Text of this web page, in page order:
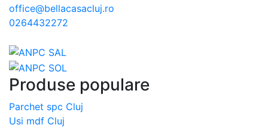
office@bellacasacluj.ro
0264432272
Produse populare
Parchet spc Cluj
Usi mdf Cluj